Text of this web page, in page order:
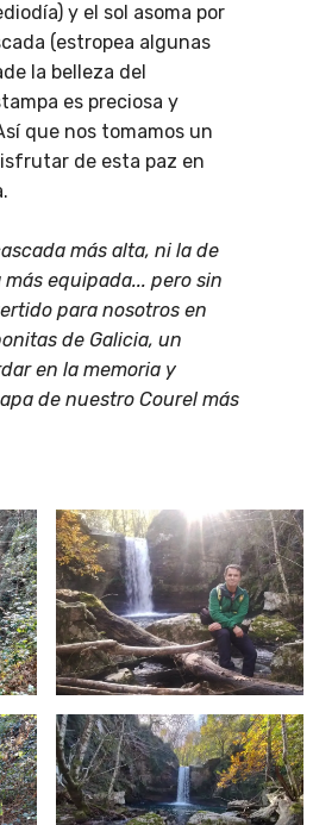
y el sol asoma por
(estropea algunas
la belleza del
es preciosa y
que nos tomamos un
de esta paz en
más alta, ni la de
equipada... pero sin
para nosotros en
de Galicia, un
en la memoria y
de nuestro Courel más